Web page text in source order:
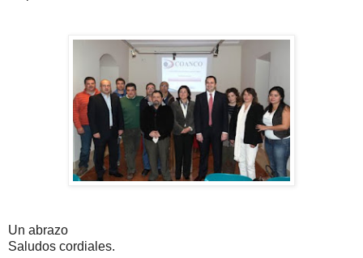
Un abrazo
Saludos cordiales.